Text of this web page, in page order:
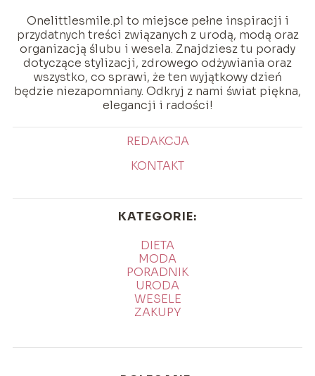
Onelittlesmile.pl to miejsce pełne inspiracji i
przydatnych treści związanych z urodą, modą oraz
organizacją ślubu i wesela. Znajdziesz tu porady
dotyczące stylizacji, zdrowego odżywiania oraz
wszystko, co sprawi, że ten wyjątkowy dzień
będzie niezapomniany. Odkryj z nami świat piękna,
elegancji i radości!
REDAKCJA
KONTAKT
KATEGORIE:
DIETA
MODA
PORADNIK
URODA
WESELE
ZAKUPY